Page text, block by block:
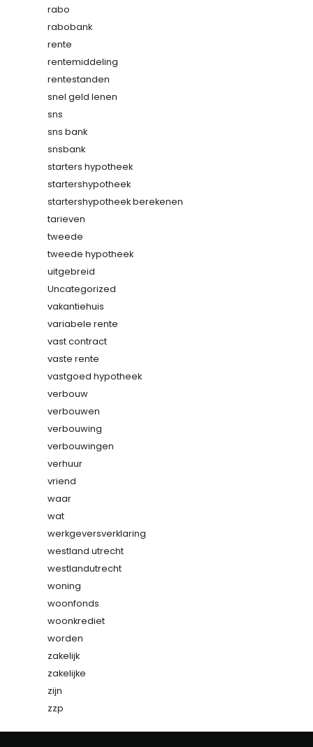
rabo
rabobank
rente
rentemiddeling
rentestanden
snel geld lenen
sns
sns bank
snsbank
starters hypotheek
startershypotheek
startershypotheek berekenen
tarieven
tweede
tweede hypotheek
uitgebreid
Uncategorized
vakantiehuis
variabele rente
vast contract
vaste rente
vastgoed hypotheek
verbouw
verbouwen
verbouwing
verbouwingen
verhuur
vriend
waar
wat
werkgeversverklaring
westland utrecht
westlandutrecht
woning
woonfonds
woonkrediet
worden
zakelijk
zakelijke
zijn
zzp